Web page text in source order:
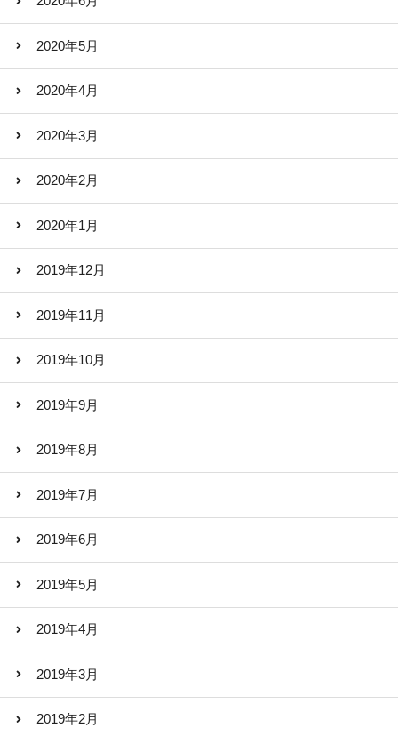
2020年5月
2020年4月
2020年3月
2020年2月
2020年1月
2019年12月
2019年11月
2019年10月
2019年9月
2019年8月
2019年7月
2019年6月
2019年5月
2019年4月
2019年3月
2019年2月